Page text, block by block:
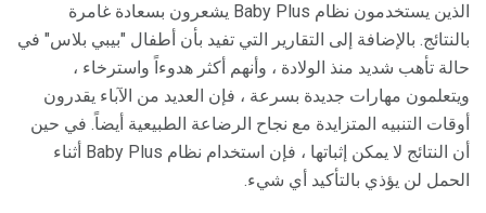
الذين يستخدمون نظام Baby Plus يشعرون بسعادة غامرة
بالنتائج. بالإضافة إلى التقارير التي تفيد بأن أطفال "بيبي بلاس" في
حالة تأهب شديد منذ الولادة ، وأنهم أكثر هدوءاً واسترخاء ،
ويتعلمون مهارات جديدة بسرعة ، فإن العديد من الآباء يقدرون
أوقات التنبيه المتزايدة مع نجاح الرضاعة الطبيعية أيضاً. في حين
أن النتائج لا يمكن إثباتها ، فإن استخدام نظام Baby Plus أثناء
الحمل لن يؤذي بالتأكيد أي شيء.